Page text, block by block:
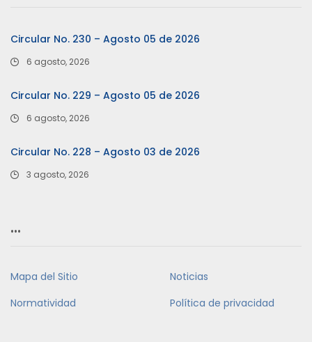
Circular No. 230 – Agosto 05 de 2026
6 agosto, 2026
Circular No. 229 – Agosto 05 de 2026
6 agosto, 2026
Circular No. 228 – Agosto 03 de 2026
3 agosto, 2026
…
Mapa del Sitio
Noticias
Normatividad
Política de privacidad